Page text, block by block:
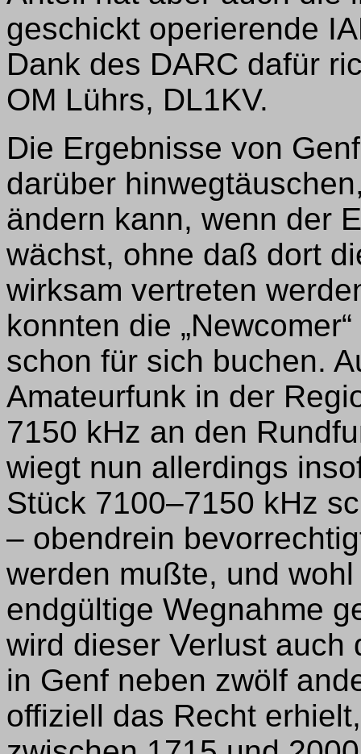
geschickt operierende
Dank des DARC dafür
OM Lührs, DL1KV.
Die Ergebnisse von
darüber
ändern kann, wenn der
wächst, ohne daß dort
wirksam vertreten
konnten die
schon für sich buchen.
Amateurfunk in der
7150 kHz an den
wiegt nun allerdings
Stück 7100–7150 kHz
– obendrein
werden mußte, und
endgültige Wegnahme
wird dieser Verlust auch
in Genf neben zwölf
offiziell das Recht